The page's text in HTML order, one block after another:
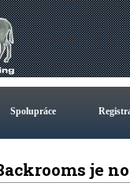
Spolupráce
je